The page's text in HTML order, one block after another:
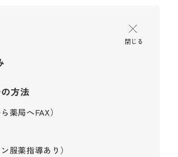
方法
薬局へFAX）
服薬指導あり）